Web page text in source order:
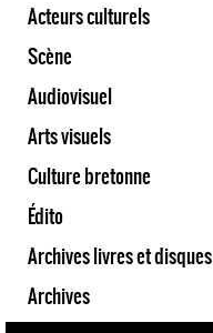
Acteurs culturels
Scène
Audiovisuel
Arts visuels
Culture bretonne
Édito
Archives livres et disques
Archives